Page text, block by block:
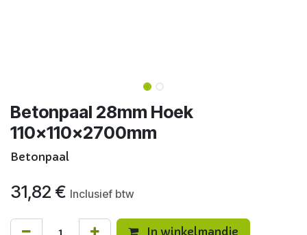
Betonpaal 28mm Hoek
110x110x2700mm
Betonpaal
31,82 € Inclusief btw
In winkelmandje